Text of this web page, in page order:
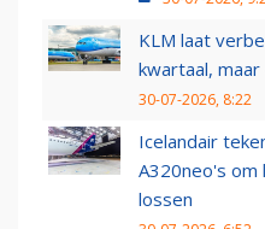
KLM laat
kwartaal,
30-07-2026, 8:22
Icelandair
A320neo's
lossen